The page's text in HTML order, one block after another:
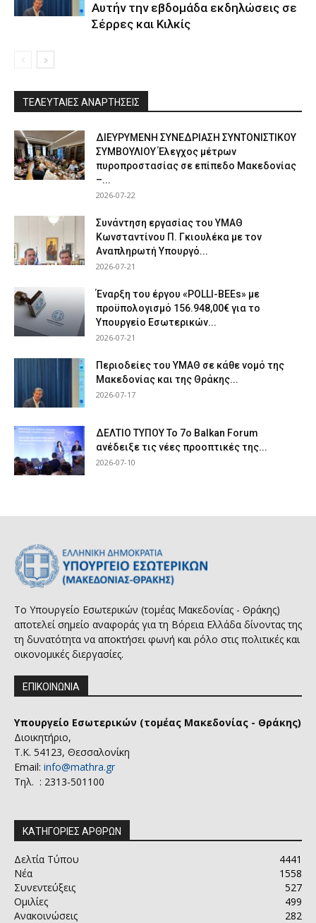
Αυτήν την εβδομάδα εκδηλώσεις σε
Σέρρες και Κιλκίς
ΤΕΛΕΥΤΑΙΕΣ ΑΝΑΡΤΗΣΕΙΣ
ΔΙΕΥΡΥΜΕΝΗ ΣΥΝΕΔΡΙΑΣΗ ΣΥΝΤΟΝΙΣΤΙΚΟΥ
ΣΥΜΒΟΥΛΙΟΥ Έλεγχος μέτρων
πυροπροστασίας σε επίπεδο Μακεδονίας
–...
2026-07-22
Συνάντηση εργασίας του ΥΜΑΘ
Κωνσταντίνου Π. Γκιουλέκα με τον
Αναπληρωτή Υπουργό...
2026-07-21
Έναρξη του έργου «POLLI-BEEs» με
προϋπολογισμό 156.948,00€ για το
Υπουργείο Εσωτερικών...
2026-07-21
Περιοδείες του ΥΜΑΘ σε κάθε νομό της
Μακεδονίας και της Θράκης...
2026-07-17
ΔΕΛΤΙΟ ΤΥΠΟΥ Το 7ο Balkan Forum
ανέδειξε τις νέες προοπτικές της...
2026-07-10
Το Υπουργείο Εσωτερικών (τομέας Μακεδονίας - Θράκης)
αποτελεί σημείο αναφοράς για τη Βόρεια Ελλάδα δίνοντας της
τη δυνατότητα να αποκτήσει φωνή και ρόλο στις πολιτικές και
οικονομικές διεργασίες.
ΕΠΙΚΟΙΝΩΝΙΑ
Υπουργείο Εσωτερικών (τομέας Μακεδονίας - Θράκης)
Διοικητήριο,
Τ.Κ. 54123, Θεσσαλονίκη
Email: info@mathra.gr
Τηλ. : 2313-501100
ΚΑΤΗΓΟΡΙΕΣ ΑΡΘΡΩΝ
Δελτία Τύπου
4441
Νέα
1558
Συνεντεύξεις
527
Ομιλίες
499
Ανακοινώσεις
282